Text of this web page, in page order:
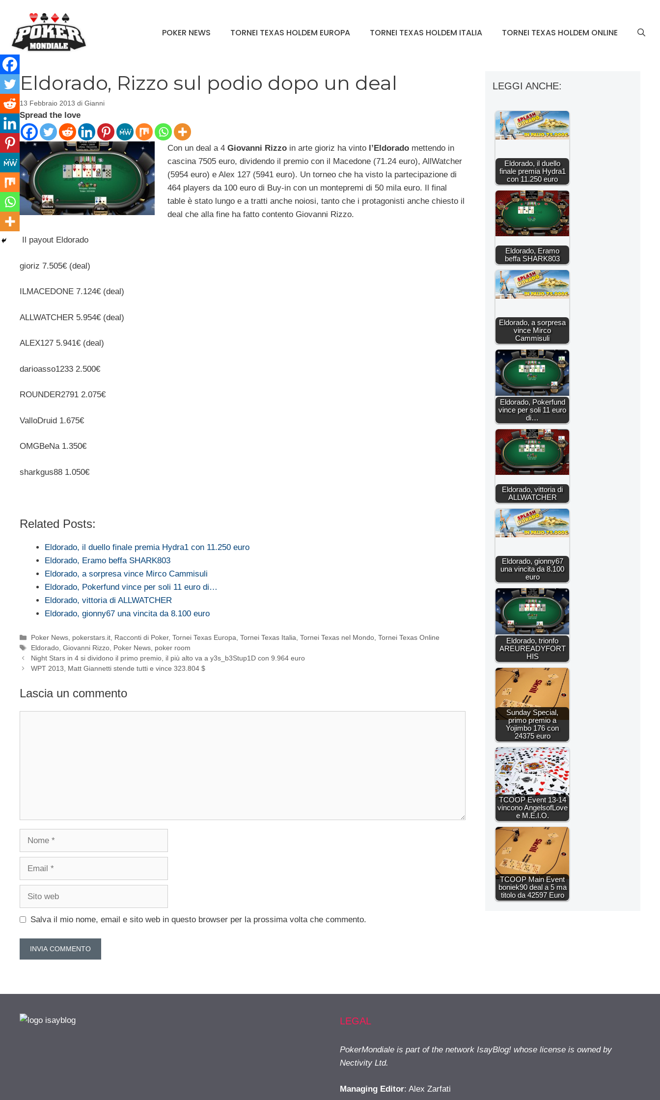
contenuto
POKER NEWS TORNEI TEXAS HOLDEM EUROPA TORNEI TEXAS HOLDEM ITALIA TORNEI TEXAS HOLDEM ONLINE
Eldorado, Rizzo sul podio dopo un deal
13 Febbraio 2013 di Gianni
Spread the love
Con un deal a 4 Giovanni Rizzoin arte gioriz ha vinto l’Eldoradomettendo in
cascina 7505 euro, dividendo il premio con il Macedone (71.24 euro), AllWatcher
(5954 euro) e Alex 127 (5941 euro). Un torneo che ha visto la partecipazione di
464 players da 100 euro di Buy-in con un montepremi di 50 mila euro. Il final
table è stato lungo e a tratti anche noiosi, tanto che i protagonisti anche chiesto il
deal che alla fine ha fatto contento Giovanni Rizzo.
Il payout Eldorado
gioriz 7.505€ (deal)
ILMACEDONE 7.124€ (deal)
ALLWATCHER 5.954€ (deal)
ALEX127 5.941€ (deal)
darioasso1233 2.500€
ROUNDER2791 2.075€
ValloDruid 1.675€
OMGBeNa 1.350€
sharkgus88 1.050€
Related Posts:
Eldorado, il duello finale premia Hydra1 con 11.250 euro
Eldorado, Eramo beffa SHARK803
Eldorado, a sorpresa vince Mirco Cammisuli
Eldorado, Pokerfund vince per soli 11 euro di…
Eldorado, vittoria di ALLWATCHER
Eldorado, gionny67 una vincita da 8.100 euro
Categorie
Poker News, pokerstars.it, Racconti di Poker,Tornei Texas Europa,Tornei Texas Italia,Tornei Texas nel Mondo,Tornei Texas Online
Tag
Eldorado,Giovanni Rizzo, Poker News, poker room
Night Stars in 4 si dividono il primo premio, il più alto va a y3s_b3Stup1D con 9.964 euro
WPT 2013, Matt Giannetti stende tutti e vince 323.804 $
Lascia un commento
Salva il mio nome, email e sito web in questo browser per la prossima volta che commento.
LEGGI ANCHE:
Eldorado, il duello
finale premia Hydra1
con 11.250 euro
Eldorado, Eramo
beffa SHARK803
Eldorado, a sorpresa
vince Mirco
Cammisuli
Eldorado, Pokerfund
vince per soli 11 euro
di…
Eldorado, vittoria di
ALLWATCHER
Eldorado, gionny67
una vincita da 8.100
euro
Eldorado, trionfo
AREUREADYFORT
HIS
Sunday Special,
primo premio a
Yojimbo 176 con
24375 euro
TCOOP Event 13-14
vincono AngelsofLove
e M.E.I.O.
TCOOP Main Event
boniek90 deal a 5 ma
titolo da 42597 Euro
LEGAL
PokerMondiale is part of the network IsayBlog! whose license is owned by
Nectivity Ltd.
Managing Editor: Alex Zarfati